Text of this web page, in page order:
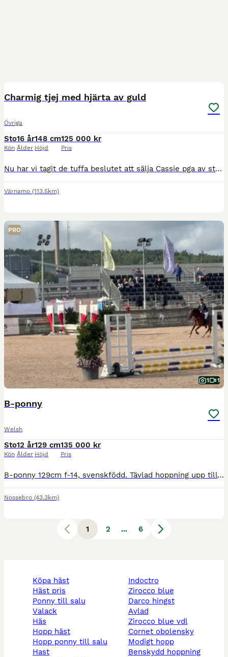
Charmig tjej med hjärta av guld
Övriga
Sto
Kön
16 år
Ålder
148 cm
Höjd
125 000 kr
Pris
Nu har vi tagit de tuffa beslutet att sälja Cassie pga av studier. Vi har ägt cassie i 4 år . Hon är super snäll i all hantering. Står helt still vid skoning, klippning m.m På nya platser är hon helt
Värnamo (113.5km)
PRO
1 1
B-ponny
Welsh
Sto
Kön
12 år
Ålder
129 cm
Höjd
135 000 kr
Pris
B-ponny 129cm f-14, svenskfödd. Tävlad hoppning upp till LB med vinster upp till LC. Totaltvåa och felfri på WEW Pony Tour Lätt C samt felfri i WEW Pony Tour Lätt B på Åby i veckan. Britta är en pon
Nossebro (43.3km)
1 2 ... 6
köpa häst
häst pris
ponny till salu
valack
häs
hopp häst
hopp ponny till salu
hast
indoctro
zirocco blue
darco hingst
avlad
zirocco blue vdl
cornet obolensky
modigt hopp
benskydd hoppning